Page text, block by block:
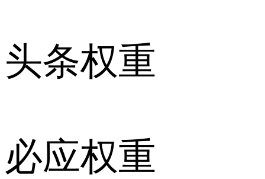
头条权重
必应权重